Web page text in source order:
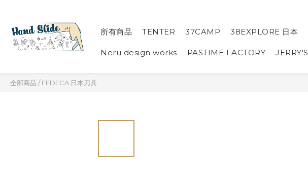
所有商品 TENTER 37CAMP 38EXPLORE 日本
Neru design works PASTIME FACTORY
全部商品 /FEDECA 日本刀具